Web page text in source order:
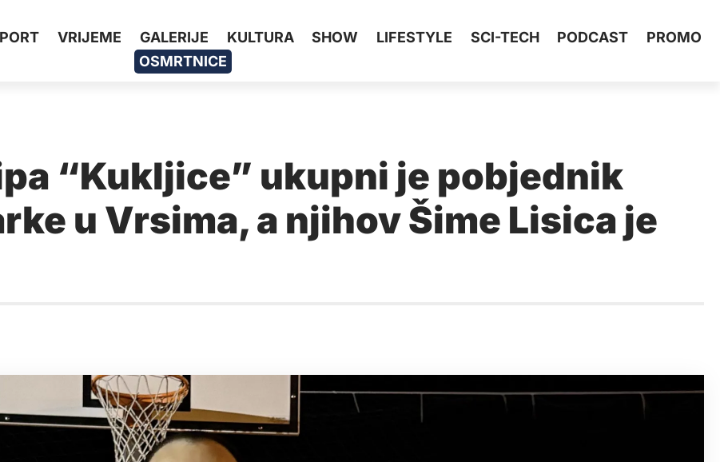
VRIJEME GALERIJE KULTURA SHOW LIFESTYLE SCI-TECH PODCAST
PROMO
OSMRTNICE
“Kukljice” ukupni je pobjednik
u Vrsima, a njihov Šime Lisica je